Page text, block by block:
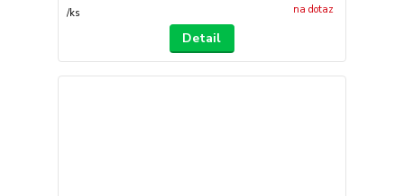
/ks na dotaz
Detail